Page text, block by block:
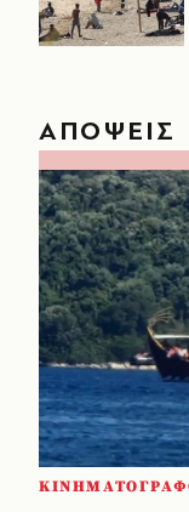
ΑΠΟΨΕΙΣ